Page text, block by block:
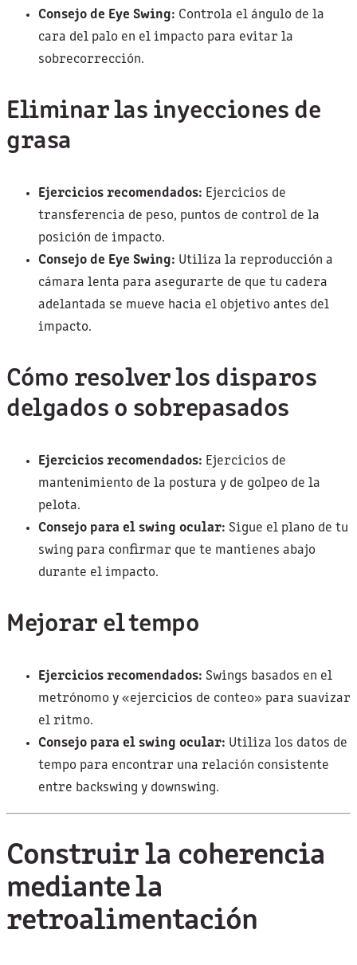
Consejo de Eye Swing: Controla el ángulo de la
cara del palo en el impacto para evitar la
sobrecorrección.
Eliminar las inyecciones de
grasa
Ejercicios recomendados: Ejercicios de
transferencia de peso, puntos de control de la
posición de impacto.
Consejo de Eye Swing: Utiliza la reproducción a
cámara lenta para asegurarte de que tu cadera
adelantada se mueve hacia el objetivo antes del
impacto.
Cómo resolver los disparos
delgados o sobrepasados
Ejercicios recomendados: Ejercicios de
mantenimiento de la postura y de golpeo de la
pelota.
Consejo para el swing ocular: Sigue el plano de tu
swing para confirmar que te mantienes abajo
durante el impacto.
Mejorar el tempo
Ejercicios recomendados: Swings basados en el
metrónomo y «ejercicios de conteo» para suavizar
el ritmo.
Consejo para el swing ocular: Utiliza los datos de
tempo para encontrar una relación consistente
entre backswing y downswing.
Construir la coherencia
mediante la
retroalimentación